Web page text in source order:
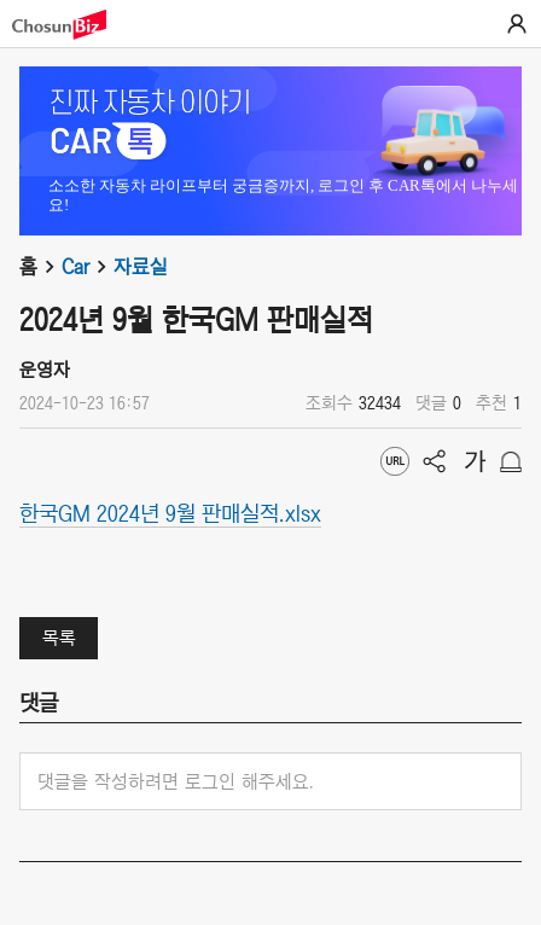
소소한 자동차 라이프부터 궁금증까지, 로그인 후 CAR톡에서 나누세
요!
홈 Car 자료실
2024년 9월 한국GM 판매실적
운영자
2024-10-23 16:57 조회수 32434 댓글 0 추천 1
한국GM 2024년 9월 판매실적.xlsx
목록
댓글
댓글을 작성하려면 로그인 해주세요.